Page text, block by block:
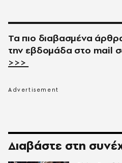
Τα πιο διαβασμένα
την εβδομάδα στο mail
>>>
Διαβάστε στη